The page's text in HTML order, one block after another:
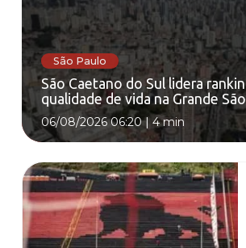
São Paulo
São Caetano do Sul lidera
qualidade de vida na Grande
06/08/2026 06:20|4 min